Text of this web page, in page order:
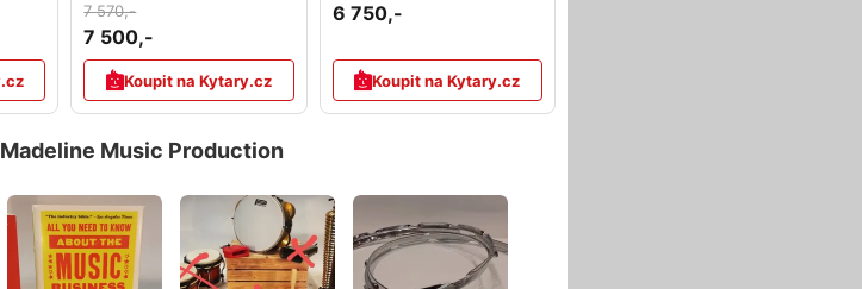
7 570,-
7 500,-
Koupit na Kytary.cz
6 750,-
Koupit na Kytary.cz
Music Production